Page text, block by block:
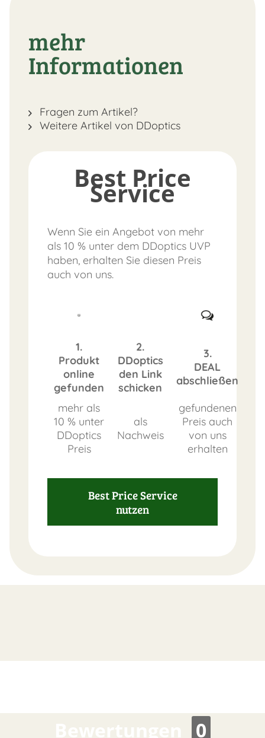
mehr
Informationen
Fragen zum Artikel?
Weitere Artikel von DDoptics
Best Price
Service
Wenn Sie ein Angebot von mehr
als 10 % unter dem DDoptics UVP
haben, erhalten Sie diesen Preis
auch von uns.
1.
Produkt
online
gefunden
2.
DDoptics
den Link
schicken
3.
DEAL
abschließen
mehr als
10 % unter
DDoptics
Preis
als
Nachweis
gefundenen
Preis auch
von uns
erhalten
Best Price Service
nutzen
0